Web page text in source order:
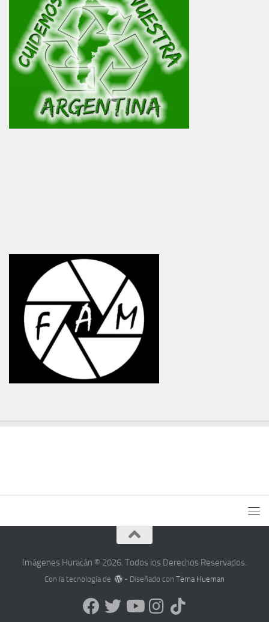
Imágenes Huracán © 2026. Todos los Derechos Reservados.
Con la tecnología de - Diseñado conTema Hueman